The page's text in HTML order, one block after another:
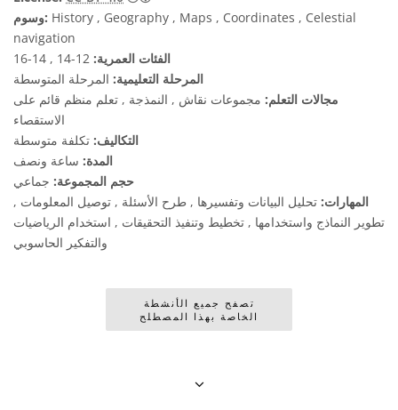
وسوم: History , Geography , Maps , Coordinates , Celestial
navigation
الفئات العمرية:
المرحلة التعليمية: المرحلة المتوسطة
مجالات التعلم: مجموعات نقاش , النمذجة , تعلم منظم قائم على
الاستقصاء
التكاليف: تكلفة متوسطة
المدة: ساعة ونصف
حجم المجموعة: جماعي
المهارات: تحليل البيانات وتفسيرها , طرح الأسئلة , توصيل المعلومات ,
تطوير النماذج واستخدامها , تخطيط وتنفيذ التحقيقات , استخدام الرياضيات
والتفكير الحاسوبي
تصفح جميع الأنشطة
الخاصة بهذا المصطلح